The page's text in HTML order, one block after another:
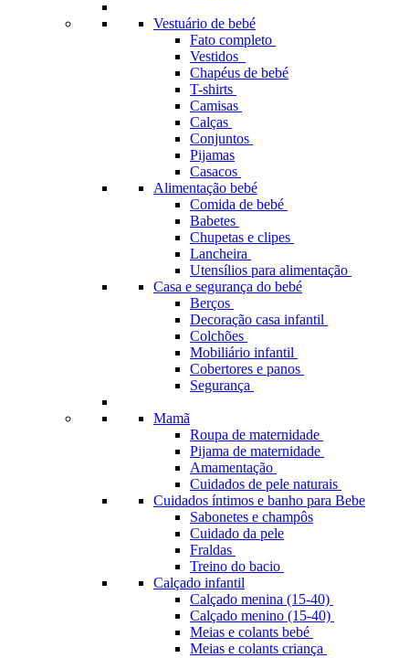
Vestuário de bebé
Fato completo
Vestidos
Chapéus de bebé
T-shirts
Camisas
Calças
Conjuntos
Pijamas
Casacos
Alimentação bebé
Comida de bebé
Babetes
Chupetas e clipes
Lancheira
Utensílios para alimentação
Casa e segurança do bebé
Berços
Decoração casa infantil
Colchões
Mobiliário infantil
Cobertores e panos
Segurança
Mamã
Roupa de maternidade
Pijama de maternidade
Amamentação
Cuidados de pele naturais
Cuidados íntimos e banho para Bebe
Sabonetes e champôs
Cuidado da pele
Fraldas
Treino do bacio
Calçado infantil
Calçado menina (15-40)
Calçado menino (15-40)
Meias e colants bebé
Meias e colants criança